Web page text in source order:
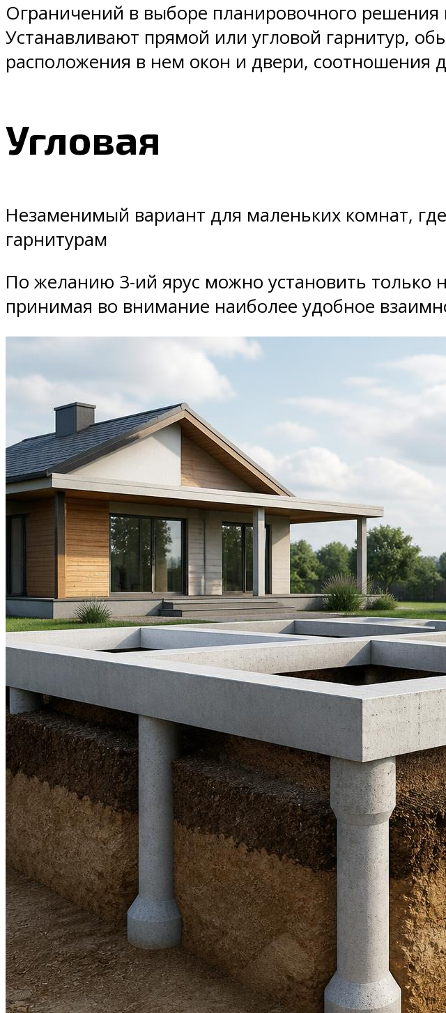
Ограничений в выборе планировочного
Устанавливают прямой или угловой гарнитур,
расположения в нем окон и двери, соотношения
Угловая
Незаменимый вариант для маленьких комнат,
гарнитурам
По желанию 3-ий ярус можно установить только
принимая во внимание наиболее удобное